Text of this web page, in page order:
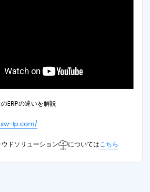
ERPの違いを解説
lp.com/
ドソリューション についてはこちら